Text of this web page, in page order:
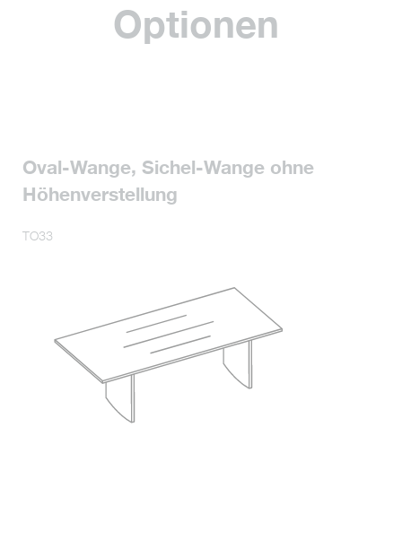
Optionen
Oval-Wange, Sichel-Wange ohne
Höhenverstellung
TO33